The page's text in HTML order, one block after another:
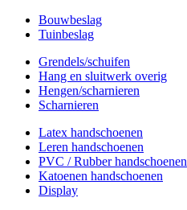
Bouwbeslag
Tuinbeslag
Grendels/schuifen
Hang en sluitwerk overig
Hengen/scharnieren
Scharnieren
Latex handschoenen
Leren handschoenen
PVC / Rubber handschoenen
Katoenen handschoenen
Display